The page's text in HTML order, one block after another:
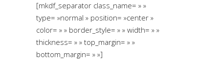
[mkdf_separator class_name= » »
type= »normal » position= »center »
color= » » border_style= » » width= » »
thickness= » » top_margin= » »
bottom_margin= » »]